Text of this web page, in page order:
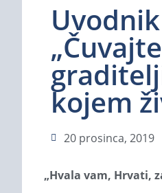
kojem
20 prosinca, 2019
„Hvala vam, Hrvati,